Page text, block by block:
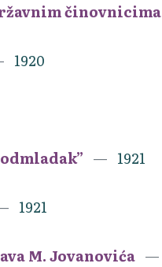
činovnicima
1920
1921
1921
M. Jovanovića